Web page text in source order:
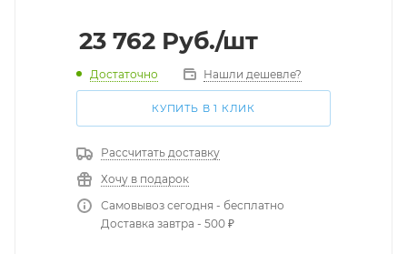
23 762 Руб./шт
Достаточно Нашли дешевле?
КУПИТЬ В 1 КЛИК
Рассчитать доставку
Хочу в подарок
Самовывоз сегодня - бесплатно
Доставка завтра - 500 ₽